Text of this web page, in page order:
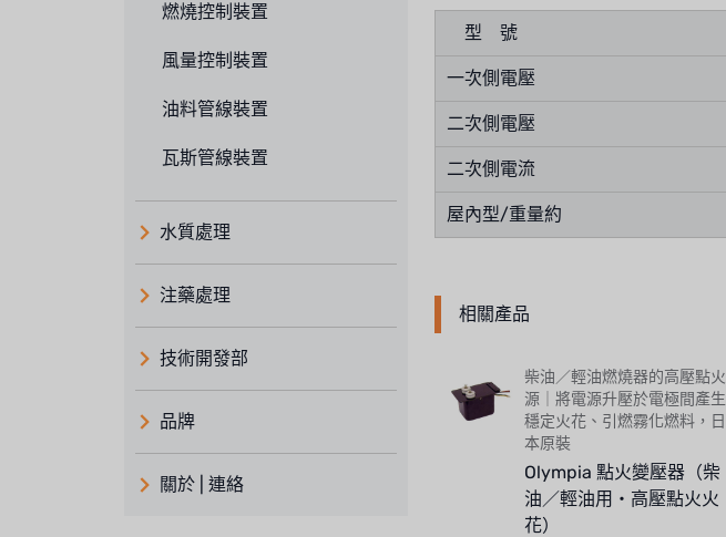
燃燒控制裝置
風量控制裝置
油料管線裝置
瓦斯管線裝置
水質處理
注藥處理
技術開發部
品牌
義大利 ATLAS
關於 | 連絡
型 號
一次側電壓
二次側電壓
二次側電流
屋內型/重量約
相關產品
柴油／輕油燃燒器的高壓點火
源｜將電源升壓於電極間產生
穩定火花、引燃霧化燃料，日
本原裝
Olympia 點火變壓器（柴
油／輕油用・高壓點火火
花）